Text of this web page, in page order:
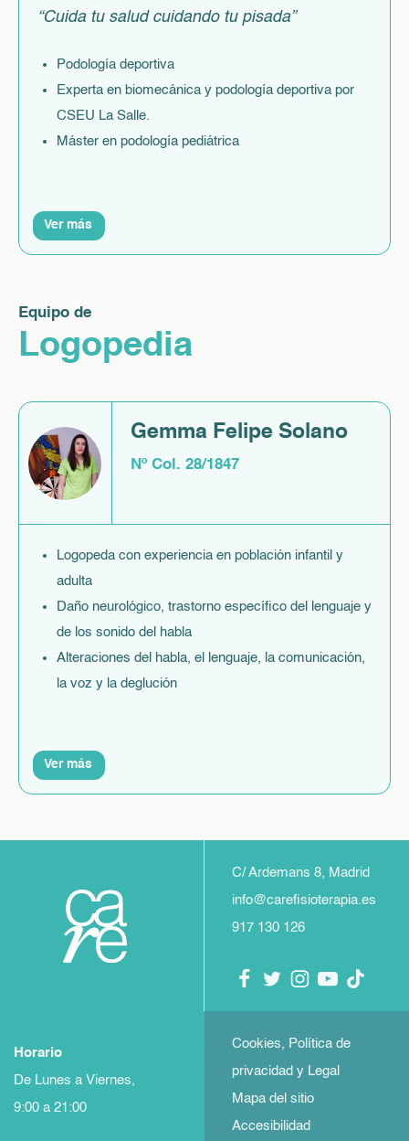
“Cuida tu salud cuidando tu pisada”
Podología deportiva
Experta en biomecánica y podología deportiva por
CSEU La Salle.
Máster en podología pediátrica
Ver más
Equipo de
Logopedia
Gemma Felipe Solano
Nº Col. 28/1847
Logopeda con experiencia en población infantil y
adulta
Daño neurológico, trastorno específico del lenguaje y
de los sonido del habla
Alteraciones del habla, el lenguaje, la comunicación,
la voz y la deglución
Ver más
C/ Ardemans 8, Madrid
info@carefisioterapia.es
917 130 126
Horario
De Lunes a Viernes,
9:00 a 21:00
Cookies, Política de
privacidad y Legal
Mapa del sitio
Accesibilidad